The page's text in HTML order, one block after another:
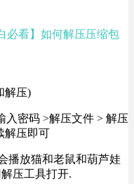
必看】如何解压压缩包
解压)
入密码 >解压文件 > 解压
解压即可
播放猫和老鼠和葫芦娃
压工具打开.